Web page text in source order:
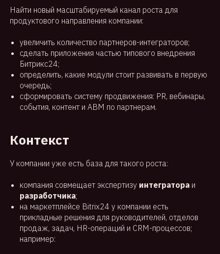
Найти новый масштабируемый канал роста для
продуктового направления компании:
увеличить количество партнеров-интеграторов;
сделать приложения частью типового внедрения
Битрикс24;
определить, какие модули стоит развивать в первую
очередь;
сформировать систему продвижения: PR, вебинары,
события, контент и ABM по партнерам.
Контекст
У компании уже есть база для такого роста:
компания совмещает экспертизу интегратора и
разработчика;
на маркетплейсе Bitrix24 у компании есть
прикладные решения для руководителей, отделов
продаж, задач, HR-операций и CRM-процессов;
например: